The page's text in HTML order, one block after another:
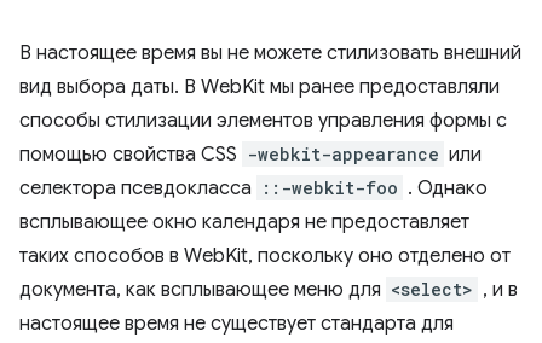
В настоящее время вы не можете стилизовать внешний
вид выбора даты. В WebKit мы ранее предоставляли
способы стилизации элементов управления формы с
помощью свойства CSS -webkit-appearance или
селектора псевдокласса
::-webkit-foo . Однако
всплывающее окно календаря не предоставляет
таких способов в WebKit, поскольку оно отделено от
документа, как всплывающее меню для <select> , и в
настоящее время не существует стандарта для